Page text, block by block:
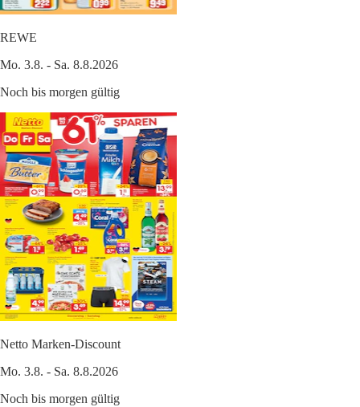
REWE
Mo. 3.8. - Sa. 8.8.2026
Noch bis morgen gültig
Netto Marken-Discount
Mo. 3.8. - Sa. 8.8.2026
Noch bis morgen gültig